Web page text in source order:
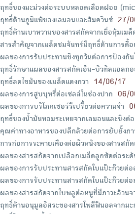
ฤทธิ์ของมะม่วงต่อระบบหลอดเลือดฝอย
ฤทธิ์ต้านภูมิแพ้ของเลมอนและส้มควินซ์
27/
ฤทธิ์ต้านเบาหวานของสารสกัดจากเยื่อหุ้มเมล็
สารสำคัญจากเมล็ดชมจันทร์มีฤทธิ์ต้านการดื้
ผลของการรับประทานขิงทุกวันต่อการป้องกัน
ฤทธิ์รักษาแผลของสารสกัดเอ็น-บิวทิลแอลก
ฤทธิ์ลดไขมันของเมล็ดแตงกวา
14/06/17
ผลของการสูบบุหรี่ต่อเซลล์ในช่องปาก
06/
ผลของการบริโภคเชอร์รีเปรี้ยวต่อความจำ
ฤทธิ์ของน้ำมันหอมระเหยจากเลมอนและขิงต่
คุณค่าทางอาหารของปลีกล้วยต่อการยับยั้งภา
การก่อการระคายเคืองต่อผิวหนังของสารส
ผลของสารสกัดจากเปลือกเมล็ดลูกซัดต่อระดั
ผลของการรับประทานสารสกัดใบแป๊ะก๊วยต่อ
ผลของการรับประทานสารสกัดใบแป๊ะก๊วยต่
ผลของสารสกัดจากใบพลูต่อหนูที่มีภาวะอ้วนจ
ฤทธิ์ต้านอนุมูลอิสระของสารโพลีฟีนอลจากม